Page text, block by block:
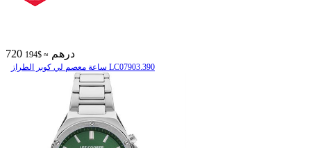
720 درهم ≈ $194
ساعة معصم لي كوبر الطراز LC07903.390